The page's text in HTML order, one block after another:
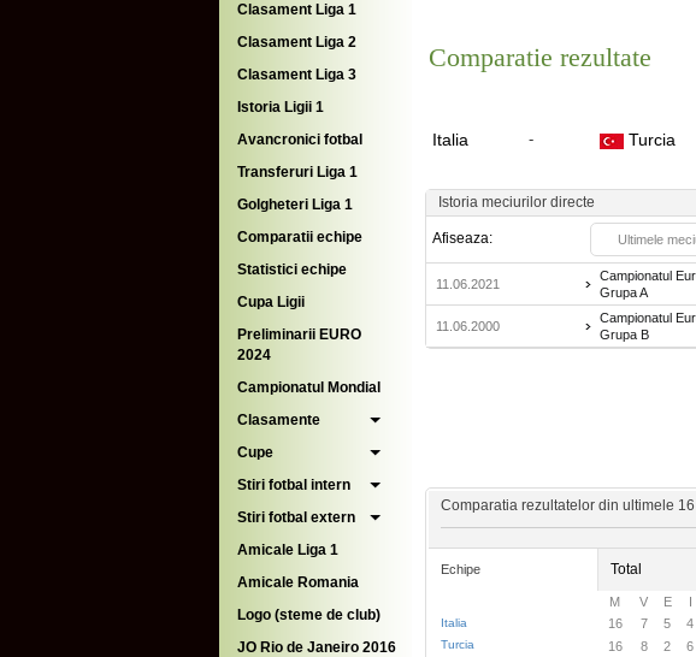
Clasament Liga 1
Clasament Liga 2
Clasament Liga 3
Istoria Ligii 1
Avancronici fotbal
Transferuri Liga 1
Golgheteri Liga 1
Comparatii echipe
Statistici echipe
Cupa Ligii
Preliminarii EURO
2024
Campionatul Mondial
Clasamente
Cupe
Stiri fotbal intern
Stiri fotbal extern
Amicale Liga 1
Amicale Romania
Logo (steme de club)
JO Rio de Janeiro 2016
Comparatie rezultate
Italia - Turcia
Istoria meciurilor directe
Afiseaza: Ultimele
11.06.2021
Campionatul
Grupa A
11.06.2000
Campionatul
Grupa B
Comparatia rezultatelor din ultimele
Echipe Total
M V E I
Italia 16 7 5 4
Turcia 16 8 2 6